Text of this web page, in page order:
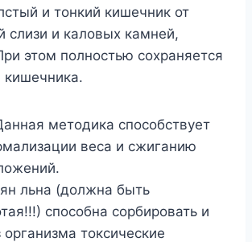
и тонкий кишечник от
слизи и каловых камней,
этом полностью сохраняется
методика способствует
веса и сжиганию
льна (должна быть
способна сорбировать и
токсические